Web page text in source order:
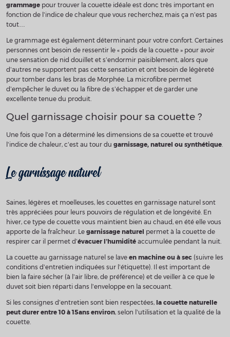
grammage pour trouver la couette idéale est donc très important en
fonction de l’indice de chaleur que vous recherchez, mais ça n’est pas
tout…
Le grammage est également déterminant pour votre confort. Certaines
personnes ont besoin de ressentir le « poids de la couette » pour avoir
une sensation de nid douillet et s’endormir paisiblement, alors que
d’autres ne supportent pas cette sensation et ont besoin de légèreté
pour tomber dans les bras de Morphée. La microfibre permet
d’empêcher le duvet ou la fibre de s’échapper et de garder une
excellente tenue du produit.
Quel garnissage choisir pour sa couette ?
Une fois que l’on a déterminé les dimensions de sa couette et trouvé
l’indice de chaleur, c’est au tour du garnissage, naturel ou synthétique.
Le garnissage naturel
Saines, légères et moelleuses, les couettes en garnissage naturel sont
très appréciées pour leurs pouvoirs de régulation et de longévité. En
hiver, ce type de couette vous maintient bien au chaud, en été elle vous
apporte de la fraîcheur. Le garnissage naturel permet à la couette de
respirer car il permet d’évacuer l’humidité accumulée pendant la nuit.
La couette au garnissage naturel se lave en machine ou à sec (suivre les
conditions d’entretien indiquées sur l’étiquette). Il est important de
bien la faire sécher (à l’air libre, de préférence) et de veiller à ce que le
duvet soit bien réparti dans l’enveloppe en la secouant.
Si les consignes d’entretien sont bien respectées, la couette naturelle
peut durer entre 10 à 15ans environ, selon l’utilisation et la qualité de la
couette.